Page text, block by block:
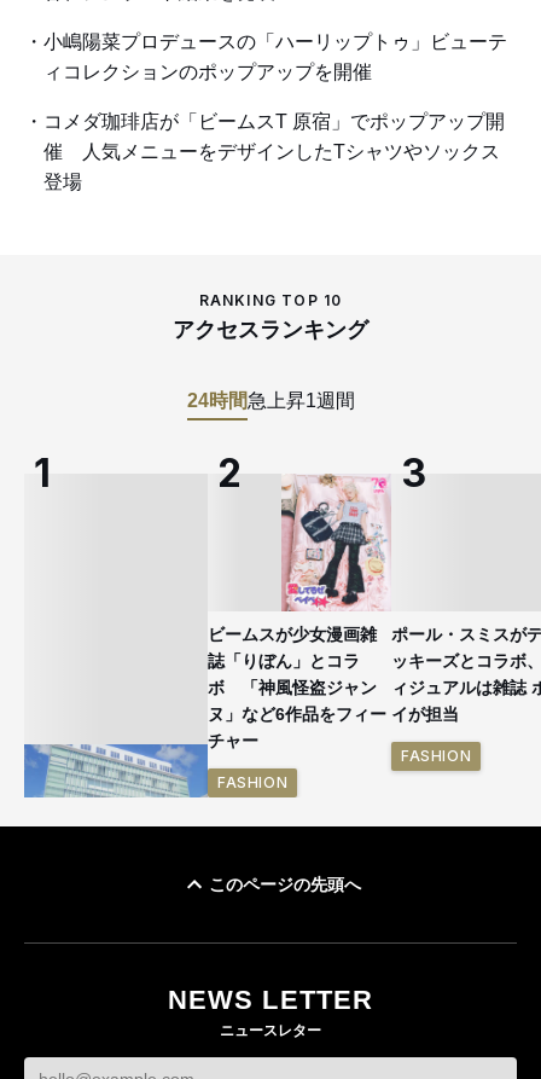
小嶋陽菜プロデュースの「ハーリップトゥ」ビューテ
ィコレクションのポップアップを開催
コメダ珈琲店が「ビームスT 原宿」でポップアップ開
催 人気メニューをデザインしたTシャツやソックス
登場
RANKING TOP 10
アクセスランキング
24時間急上昇1週間
ビームスが少女漫画雑
誌「りぼん」とコラ
ボ 「神風怪盗ジャン
ヌ」など6作品をフィー
チャー
FASHION
ポール・スミスが
ッキーズとコラボ
ィジュアルは雑誌
イが担当
FASHION
このページの先頭へ
NEWS LETTER
ニュースレター